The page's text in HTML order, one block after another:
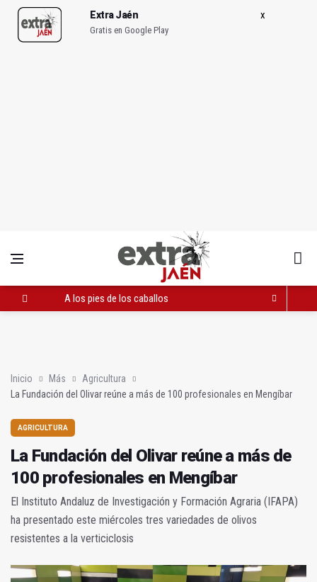
Extra Jaén
Gratis en Google Play
A los pies de los caballos
Inicio Más
Agricultura
La Fundación del Olivar reúne a más de 100 profesionales en Mengíbar
AGRICULTURA
La Fundación del Olivar reúne a más de
100 profesionales en Mengíbar
El Instituto Andaluz de Investigación y Formación Agraria (IFAPA)
ha presentado este miércoles tres variedades de olivos
resistentes a la verticiclosis